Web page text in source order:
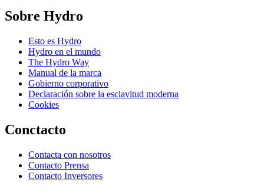
Sobre Hydro
Esto es Hydro
Hydro en el mundo
The Hydro Way
Manual de la marca
Gobierno corporativo
Declaración sobre la esclavitud moderna
Cookies
Conctacto
Contacta con nosotros
Contacto Prensa
Contacto Inversores